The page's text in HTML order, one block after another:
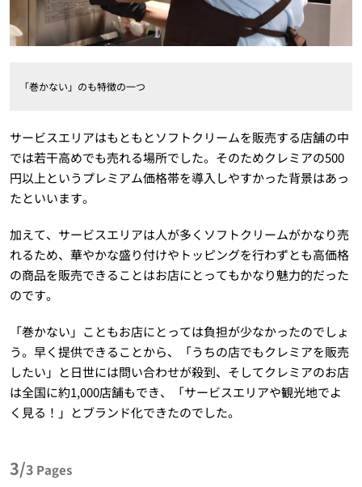
「巻かない」のも特徴の一つ
サービスエリアはもともとソフトクリームを販売する店舗の中
では若干高めでも売れる場所でした。そのためクレミアの500
円以上というプレミアム価格帯を導入しやすかった背景はあっ
たといいます。
加えて、サービスエリアは人が多くソフトクリームがかなり売
れるため、華やかな盛り付けやトッピングを行わずとも高価格
の商品を販売できることはお店にとってもかなり魅力的だった
のです。
「巻かない」こともお店にとっては負担が少なかったのでしょ
う。早く提供できることから、「うちの店でもクレミアを販売
したい」と日世には問い合わせが殺到、そしてクレミアのお店
は全国に約1,000店舗もでき、「サービスエリアや観光地でよ
く見る！」とブランド化できたのでした。
3/3 Pages